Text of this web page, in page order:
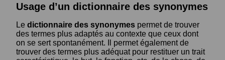
Usage d’un dictionnaire des synonymes
Le dictionnaire des synonymes permet de trouver
des termes plus adaptés au contexte que ceux dont
on se sert spontanément. Il permet également de
trouver des termes plus adéquat pour restituer un trait